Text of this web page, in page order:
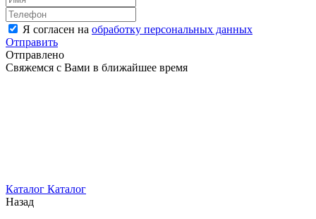
Я согласен на обработку персональных данных
Отправить
Отправлено
Свяжемся с Вами в ближайшее время
Каталог Каталог
Назад